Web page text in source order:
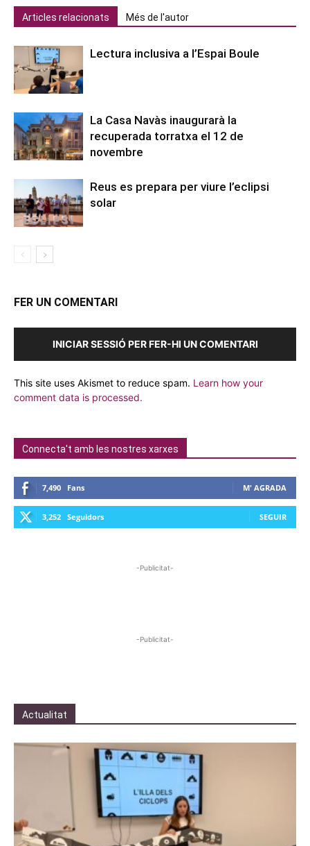
Articles relacionats Més de l'autor
Lectura inclusiva a l’Espai Boule
La Casa Navàs inaugurarà la
recuperada torratxa el 12 de
novembre
Reus es prepara per viure l’eclipsi
solar
FER UN COMENTARI
INICIAR SESSIÓ PER FER-HI UN COMENTARI
This site uses Akismet to reduce spam. Learn how your
comment data is processed.
Connecta't amb les nostres xarxes
7,490 Fans M' AGRADA
3,252 Seguidors SEGUIR
-Publicitat-
-Publicitat-
Actualitat